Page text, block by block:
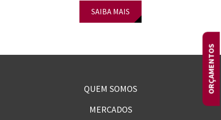
SAIBA MAIS
ORÇAMENTOS
QUEM SOMOS
MERCADOS